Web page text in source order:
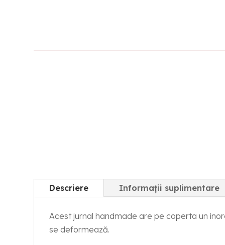
Descriere Informații suplimentare
Acest jurnal handmade are pe coperta un
se deformează.